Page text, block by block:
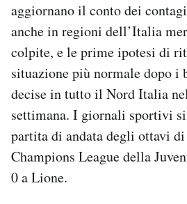
SHOP
CALENDARIO
AREA PERSONALE
Area Personale
Newsletter
Notifiche mobile
aggiornano il conto dei
anche in regioni dell’Italia
colpite, e le prime ipotesi di
situazione più normale dopo i
decise in tutto il Nord Italia
settimana. I giornali sportivi
partita di andata degli ottavi
Champions League della
0 a Lione.